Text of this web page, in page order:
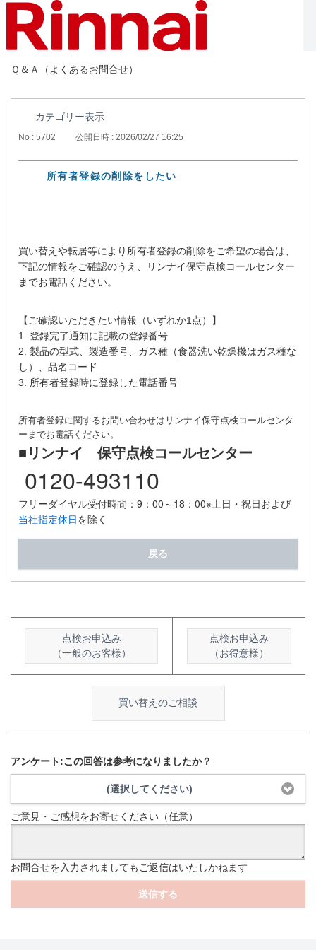
Ｑ＆Ａ（よくあるお問合せ）
カテゴリー表示
No : 5702 公開日時 : 2026/02/27 16:25
所有者登録の削除をしたい
買い替えや転居等により所有者登録の削除をご希望の場合は、
下記の情報をご確認のうえ、リンナイ保守点検コールセンター
までお電話ください。
【ご確認いただきたい情報（いずれか1点）】
1. 登録完了通知に記載の登録番号
2. 製品の型式、製造番号、ガス種（食器洗い乾燥機はガス種な
し）、品名コード
3. 所有者登録時に登録した電話番号
所有者登録に関するお問い合わせはリンナイ保守点検コールセンタ
ーまでお電話ください。
■リンナイ 保守点検コールセンター
0120-493110
フリーダイヤル受付時間：9：00～18：00※土日・祝日および
当社指定休日を除く
戻る
点検お申込み
（一般のお客様）
点検お申込み
（お得意様）
買い替えのご相談
アンケート:この回答は参考になりましたか？
(選択してください)
ご意見・ご感想をお寄せください（任意）
お問合せを入力されましてもご返信はいたしかねます
送信する